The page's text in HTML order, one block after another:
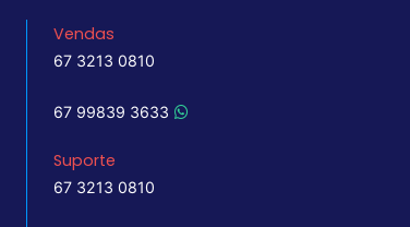
Vendas
67 3213 0810
67 99839 3633
Suporte
67 3213 0810